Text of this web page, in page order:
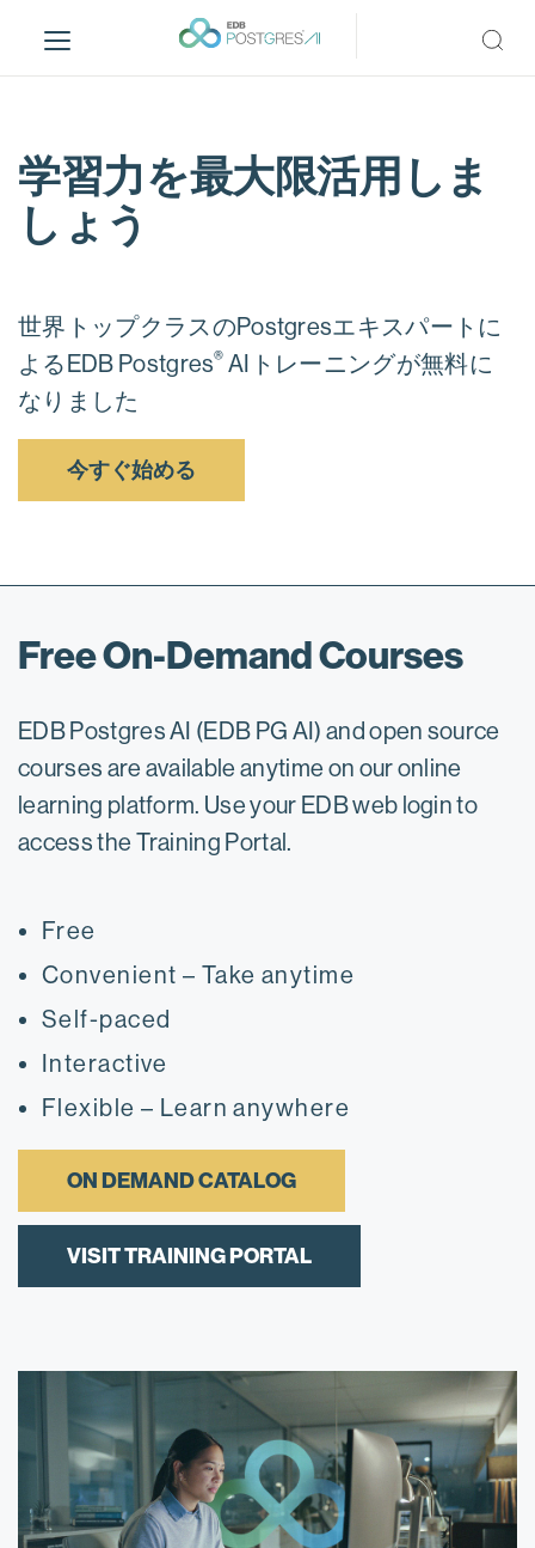
i
学習力を最大限活用しま
しょう
世界トップクラスのPostgresエキスパートに
よるEDB Postgres® AIトレーニングが無料に
なりました
今すぐ始める
Free On-Demand Courses
EDB Postgres AI (EDB PG AI) and open source
courses are available anytime on our online
learning platform. Use your EDB web login to
access the Training Portal.
Free
Convenient – Take anytime
Self-paced
Interactive
Flexible – Learn anywhere
ON DEMAND CATALOG
VISIT TRAINING PORTAL